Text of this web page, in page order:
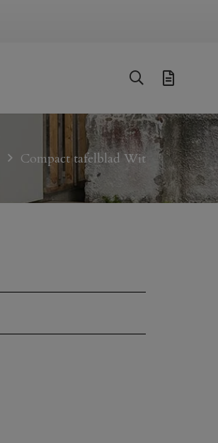
Compact tafelblad Wit